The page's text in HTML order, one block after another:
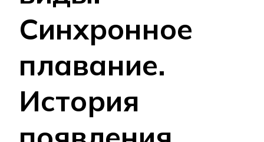
Синхронное
плавание.
История